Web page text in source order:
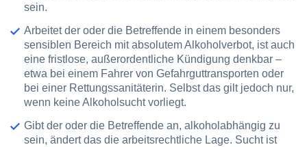
sein.
Arbeitet der oder die Betreffende in einem besonders
sensiblen Bereich mit absolutem Alkoholverbot, ist auch
eine fristlose, außerordentliche Kündigung denkbar –
etwa bei einem Fahrer von Gefahrguttransporten oder
bei einer Rettungssanitäterin. Selbst das gilt jedoch nur,
wenn keine Alkoholsucht vorliegt.
Gibt der oder die Betreffende an, alkoholabhängig zu
sein, ändert das die arbeitsrechtliche Lage. Sucht ist